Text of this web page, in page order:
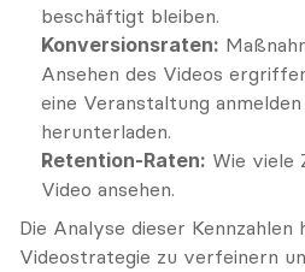
beschäftigt bleiben.
Konversionsraten:
Ansehen des Videos
eine Veranstaltung
herunterladen.
Retention-Raten: Wie viele
Video ansehen.
Die Analyse dieser Kennzahlen
Videostrategie zu verfeinern